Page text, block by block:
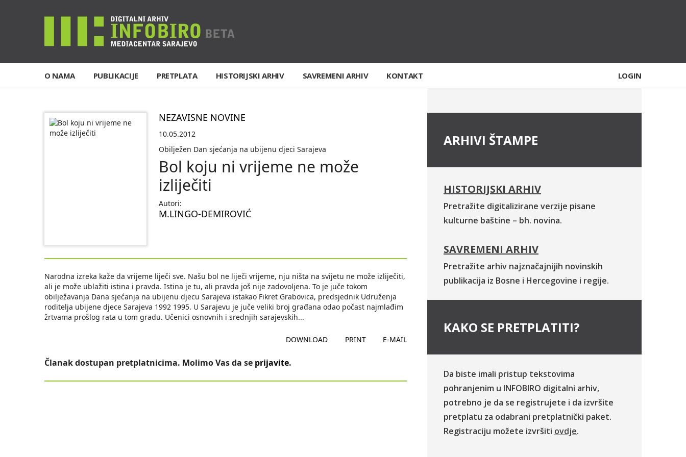
O NAMA PUBLIKACIJE PRETPLATA HISTORIJSKI ARHIV SAVREMENI ARHIV KONTAKT LOGIN
NEZAVISNE NOVINE
10.05.2012
Obilježen Dan sjećanja na ubijenu djeci Sarajeva
Bol koju ni vrijeme ne može
izliječiti
Autori:
M.LINGO-DEMIROVIĆ
Narodna izreka kaže da vrijeme liječi sve. Našu bol ne liječi vrijeme, nju ništa na svijetu ne može izliječiti,
ali je može ublažiti istina i pravda. Istina je tu, ali pravda još nije zadovoljena. To je juče tokom
obilježavanja Dana sjećanja na ubijenu djecu Sarajeva istakao Fikret Grabovica, predsjednik Udruženja
roditelja ubijene djece Sarajeva 1992 1995. U Sarajevu je juče veliki broj građana odao počast najmlađim
žrtvama prošlog rata u tom gradu. Učenici osnovnih i srednjih sarajevskih...
DOWNLOAD PRINT E-MAIL
Članak dostupan pretplatnicima. Molimo Vas da se prijavite.
ARHIVI ŠTAMPE
HISTORIJSKI ARHIV
Pretražite digitalizirane verzije pisane
kulturne baštine – bh. novina.
SAVREMENI ARHIV
Pretražite arhiv najznačajnijih novinskih
publikacija iz Bosne i Hercegovine i regije.
KAKO SE PRETPLATITI?
Da biste imali pristup tekstovima
pohranjenim u INFOBIRO digitalni arhiv,
potrebno je da se registrujete i da izvršite
pretplatu za odabrani pretplatnički paket.
Registraciju možete izvršiti ovdje.